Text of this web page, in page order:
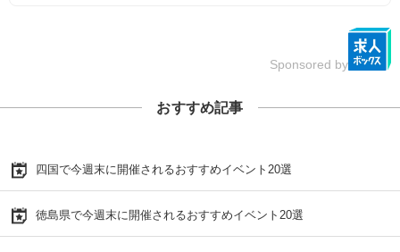
Sponsored by
おすすめ記事
四国で今週末に開催されるおすすめイベント20選
徳島県で今週末に開催されるおすすめイベント20選